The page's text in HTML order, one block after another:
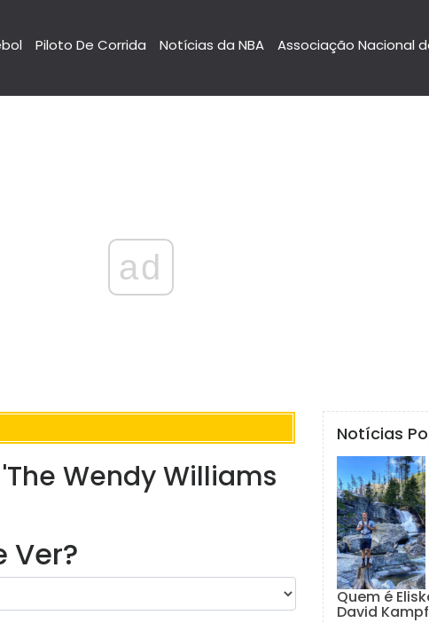
Piloto De Corrida Notícias da NBA Associação Nacional
ad
Wendy Williams
Ver?
Notícias
Quem é
David